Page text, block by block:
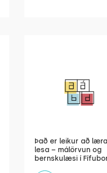
Það er leikur að
lesa – málörvun og
bernskulæsi í